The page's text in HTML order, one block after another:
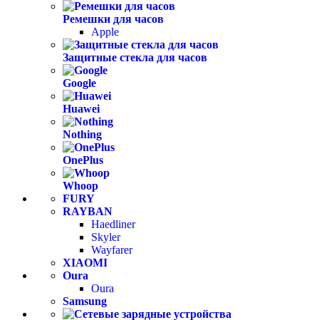
Ремешки для часов
Apple
Защитные стекла для часов
Google
Huawei
Nothing
OnePlus
Whoop
FURY
RAYBAN
Haedliner
Skyler
Wayfarer
XIAOMI
Oura
Oura
Samsung